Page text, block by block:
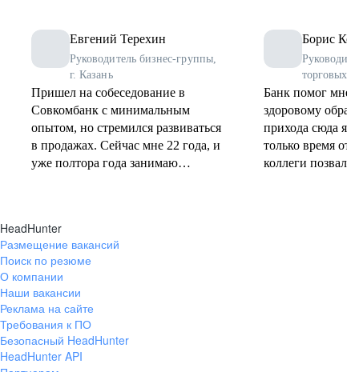
Евгений Терехин
Руководитель бизнес-группы,
г. Казань
Пришел на собеседование в
Совкомбанк с минимальным
опытом, но стремился развиваться
в продажах. Сейчас мне 22 года, и
уже полтора года занимаю
образование. Молодежь сегодня
задаёт тренды и меняет рынок
труда, и горжусь тем, что являюсь
Борис
торговых
Банк помог мне
здоровому
прихода сюда я
только время от
коллеги позвали
HeadHunter
Размещение вакансий
Поиск по резюме
О компании
Наши вакансии
Реклама на сайте
Требования к ПО
Безопасный HeadHunter
HeadHunter API